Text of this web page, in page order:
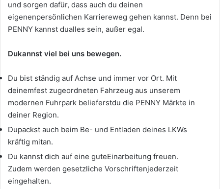
und sorgen dafür, dass auch du deinen
eigenenpersönlichen Karriereweg gehen kannst. Denn bei
PENNY kannst dualles sein, außer egal.
Dukannst viel bei uns bewegen.
Du bist ständig auf Achse und immer vor Ort. Mit
deinemfest zugeordneten Fahrzeug aus unserem
modernen Fuhrpark belieferstdu die PENNY Märkte in
deiner Region.
Dupackst auch beim Be- und Entladen deines LKWs
kräftig mitan.
Du kannst dich auf eine guteEinarbeitung freuen.
Zudem werden gesetzliche Vorschriftenjederzeit
eingehalten.